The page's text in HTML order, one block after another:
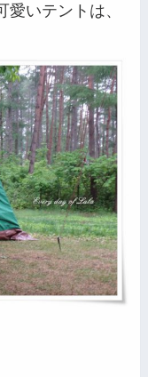
いテントは、